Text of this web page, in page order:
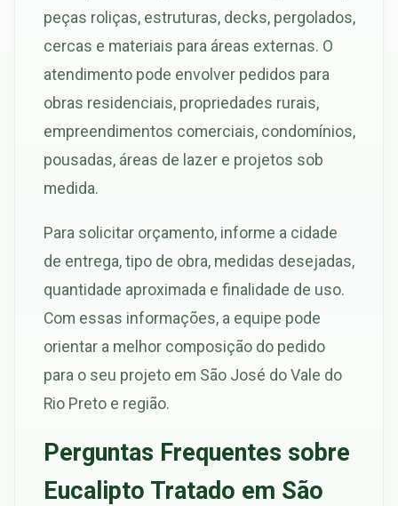
peças roliças, estruturas, decks, pergolados,
cercas e materiais para áreas externas. O
atendimento pode envolver pedidos para
obras residenciais, propriedades rurais,
empreendimentos comerciais, condomínios,
pousadas, áreas de lazer e projetos sob
medida.
Para solicitar orçamento, informe a cidade
de entrega, tipo de obra, medidas desejadas,
quantidade aproximada e finalidade de uso.
Com essas informações, a equipe pode
orientar a melhor composição do pedido
para o seu projeto em São José do Vale do
Rio Preto e região.
Perguntas Frequentes sobre
Eucalipto Tratado em São